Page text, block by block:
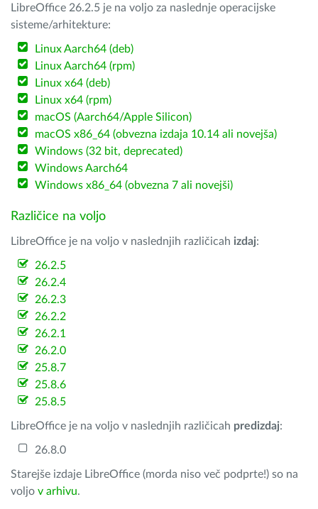
LibreOffice 26.2.5 je na voljo za naslednje operacijske
sisteme/arhitekture:
Linux Aarch64 (deb)
Linux Aarch64 (rpm)
Linux x64 (deb)
Linux x64 (rpm)
macOS (Aarch64/Apple Silicon)
macOS x86_64 (obvezna izdaja 10.14 ali novejša)
Windows (32 bit, deprecated)
Windows Aarch64
Windows x86_64 (obvezna 7 ali novejši)
Različice na voljo
LibreOffice je na voljo v naslednjih različicah izdaj:
26.2.5
26.2.4
26.2.3
26.2.2
26.2.1
26.2.0
25.8.7
25.8.6
25.8.5
LibreOffice je na voljo v naslednjih različicah predizdaj:
26.8.0
Starejše izdaje LibreOffice (morda niso več podprte!) so na
voljo v arhivu.